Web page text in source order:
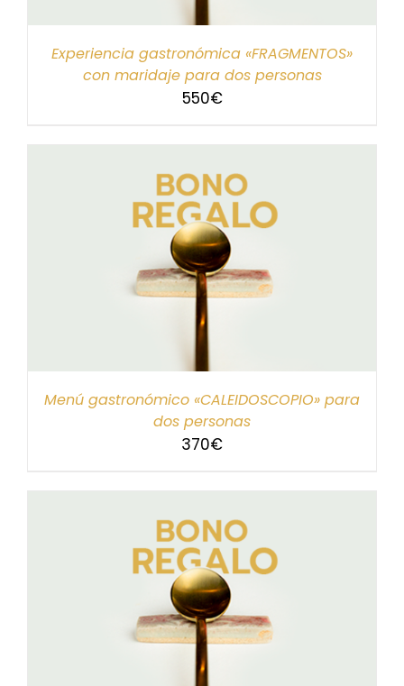
Experiencia gastronómica «FRAGMENTOS»
con maridaje para dos personas
550€
Menú gastronómico «CALEIDOSCOPIO» para
dos personas
370€